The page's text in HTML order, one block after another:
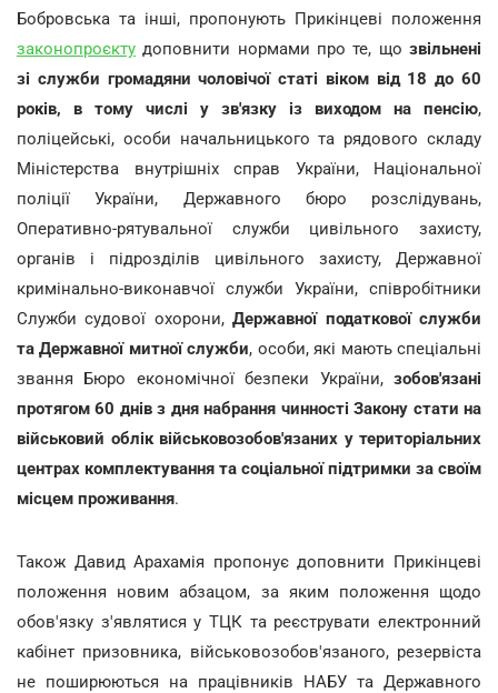
Бобровська та інші, пропонують Прикінцеві положення
законопроєкту доповнити нормами про те, що звільнені
зі служби громадяни чоловічої статі віком від 18 до 60
років, в тому числі у зв'язку із виходом на пенсію,
поліцейські, особи начальницького та рядового складу
Міністерства внутрішніх справ України, Національної
поліції України, Державного бюро розслідувань,
Оперативно-рятувальної служби цивільного захисту,
органів і підрозділів цивільного захисту, Державної
кримінально-виконавчої служби України, співробітники
Служби судової охорони,Державної податкової служби
та Державної митної служби, особи, які мають спеціальні
звання Бюро економічної безпеки України, зобов'язані
протягом 60 днів з дня набрання чинності Закону стати на
військовий облік військовозобов'язаних у територіальних
центрах комплектування та соціальної підтримки за своїм
місцем проживання.
Також Давид Арахамія пропонує доповнити Прикінцеві
положення новим абзацом, за яким положення щодо
обов'язку з'являтися у ТЦК та реєструвати електронний
кабінет призовника, військовозобов'язаного, резервіста
не поширюються на працівників НАБУ та Державного